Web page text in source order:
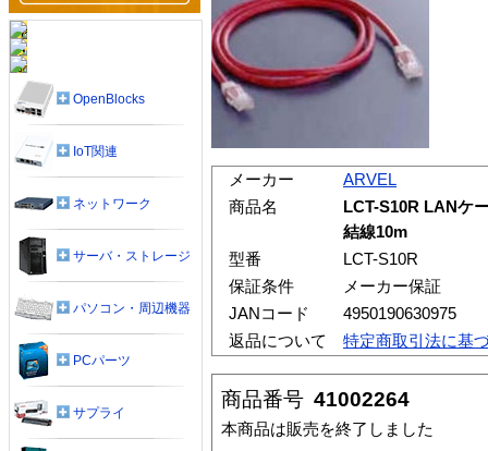
メーカー
ARVEL
商品名
LCT-S10R LANケ
結線10m
型番
LCT-S10R
保証条件
メーカー保証
JANコード
4950190630975
返品について
特定商取引法に基
商品番号 41002264
本商品は販売を終了しました
OpenBlocks
IoT関連
ネットワーク
サーバ・ストレージ
パソコン・周辺機器
PCパーツ
サプライ